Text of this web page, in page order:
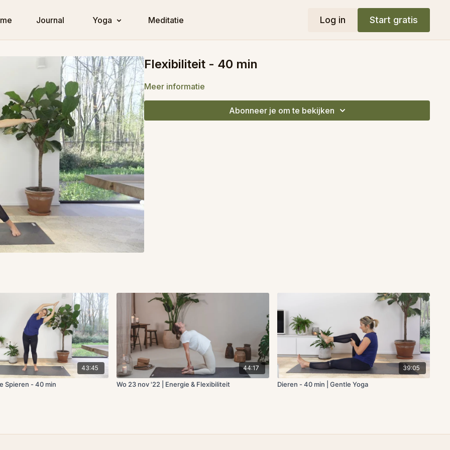
Journal Yoga Meditatie Log in Start gratis
Flexibiliteit - 40 min
Meer informatie
Abonneer je om te bekijken
43:45
Spieren - 40 min
44:17
Wo 23 nov '22 | Energie & Flexibiliteit
39:05
Dieren - 40 min | Gentle Yoga